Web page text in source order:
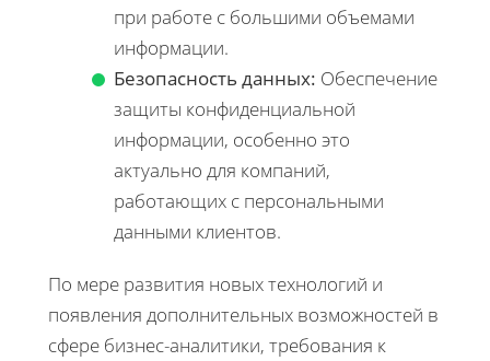
при работе с большими объемами
информации.
Безопасность данных: Обеспечение
защиты конфиденциальной
информации, особенно это
актуально для компаний,
работающих с персональными
данными клиентов.
По мере развития новых технологий и
появления дополнительных возможностей в
сфере бизнес-аналитики, требования к